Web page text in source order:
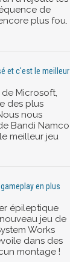
de
plus fou.
et c'est le meilleur
Microsoft,
des plus
nous
Bandi Namco
meilleur jeu
en plus
épileptique
jeu de
Works
dans des
montage !